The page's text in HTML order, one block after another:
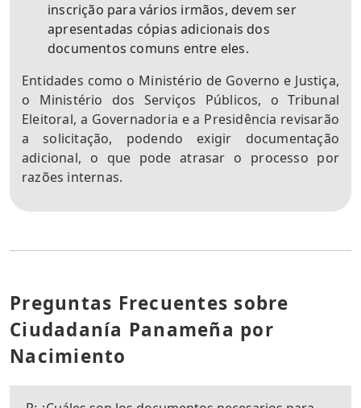
inscrição para vários irmãos, devem ser
apresentadas cópias adicionais dos
documentos comuns entre eles.
Entidades como o Ministério de Governo e Justiça,
o Ministério dos Serviços Públicos, o Tribunal
Eleitoral, a Governadoria e a Presidência revisarão
a solicitação, podendo exigir documentação
adicional, o que pode atrasar o processo por
razões internas.
Preguntas Frecuentes sobre
Ciudadanía Panameña por
Nacimiento